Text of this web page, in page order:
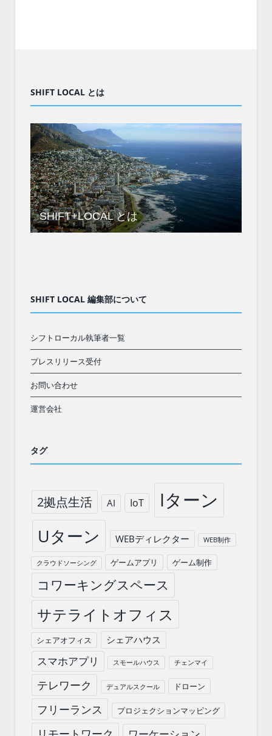
SHIFT LOCAL とは
SHIFT+LOCAL とは
SHIFT LOCAL 編集部について
シフトローカル執筆者一覧
プレスリリース受付
お問い合わせ
運営会社
タグ
2拠点生活 AI IoT Iターン
Uターン WEBディレクター WEB制作
クラウドソーシング ゲームアプリ ゲーム制作
コワーキングスペース
サテライトオフィス
シェアオフィス シェアハウス
スマホアプリ スモールハウス チェンマイ
テレワーク デュアルスクール ドローン
フリーランス プロジェクションマッピング